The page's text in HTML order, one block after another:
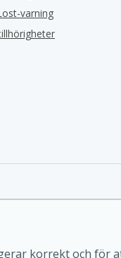
varning
korrekt och för